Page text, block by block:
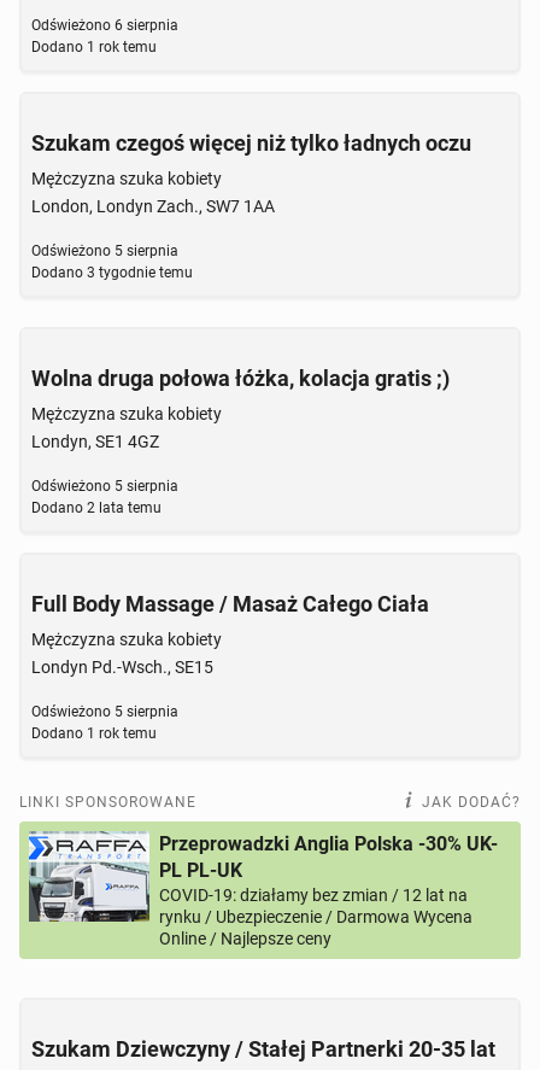
Odświeżono 6 sierpnia
Dodano 1 rok temu
Szukam czegoś więcej niż tylko ładnych oczu
Mężczyzna szuka kobiety
London, Londyn Zach., SW7 1AA
Odświeżono 5 sierpnia
Dodano 3 tygodnie temu
Wolna druga połowa łóżka, kolacja gratis ;)
Mężczyzna szuka kobiety
Londyn, SE1 4GZ
Odświeżono 5 sierpnia
Dodano 2 lata temu
Full Body Massage / Masaż Całego Ciała
Mężczyzna szuka kobiety
Londyn Pd.-Wsch., SE15
Odświeżono 5 sierpnia
Dodano 1 rok temu
LINKI SPONSOROWANE JAK DODAĆ?
Przeprowadzki Anglia Polska -30% UK-
PL PL-UK
COVID-19: działamy bez zmian / 12 lat na
rynku / Ubezpieczenie / Darmowa Wycena
Online / Najlepsze ceny
Szukam Dziewczyny / Stałej Partnerki 20-35 lat